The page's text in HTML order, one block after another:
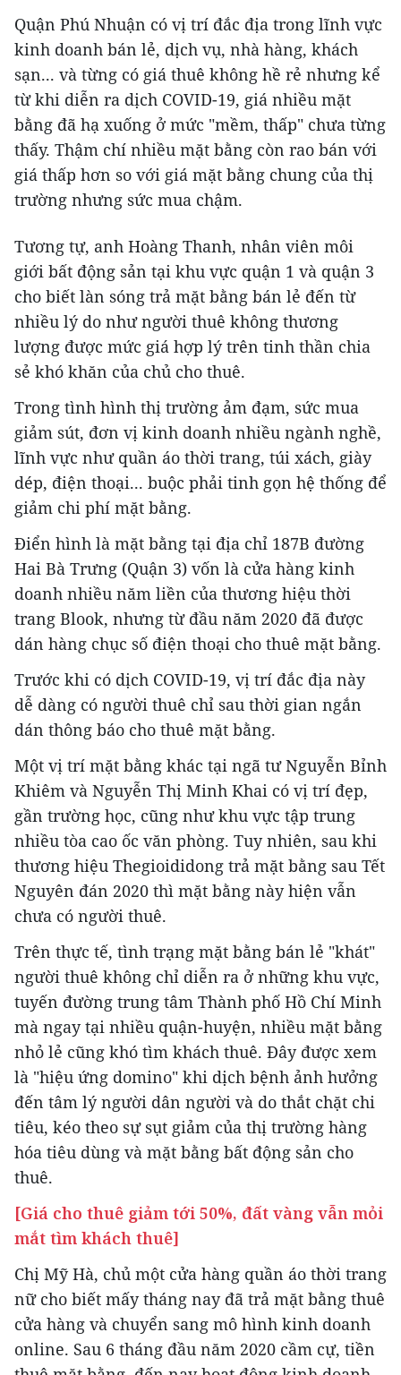
Quận Phú Nhuận có vị trí đắc địa trong lĩnh vực
kinh doanh bán lẻ, dịch vụ, nhà hàng, khách
sạn... và từng có giá thuê không hề rẻ nhưng kể
từ khi diễn ra dịch COVID-19, giá nhiều mặt
bằng đã hạ xuống ở mức "mềm, thấp" chưa từng
thấy. Thậm chí nhiều mặt bằng còn rao bán với
giá thấp hơn so với giá mặt bằng chung của thị
trường nhưng sức mua chậm.
Tương tự, anh Hoàng Thanh, nhân viên môi
giới bất động sản tại khu vực quận 1 và quận 3
cho biết làn sóng trả mặt bằng bán lẻ đến từ
nhiều lý do như người thuê không thương
lượng được mức giá hợp lý trên tinh thần chia
sẻ khó khăn của chủ cho thuê.
Trong tình hình thị trường ảm đạm, sức mua
giảm sút, đơn vị kinh doanh nhiều ngành nghề,
lĩnh vực như quần áo thời trang, túi xách, giày
dép, điện thoại... buộc phải tinh gọn hệ thống để
giảm chi phí mặt bằng.
Điển hình là mặt bằng tại địa chỉ 187B đường
Hai Bà Trưng (Quận 3) vốn là cửa hàng kinh
doanh nhiều năm liền của thương hiệu thời
trang Blook, nhưng từ đầu năm 2020 đã được
dán hàng chục số điện thoại cho thuê mặt bằng.
Trước khi có dịch COVID-19, vị trí đắc địa này
dễ dàng có người thuê chỉ sau thời gian ngắn
dán thông báo cho thuê mặt bằng.
Một vị trí mặt bằng khác tại ngã tư Nguyễn Bỉnh
Khiêm và Nguyễn Thị Minh Khai có vị trí đẹp,
gần trường học, cũng như khu vực tập trung
nhiều tòa cao ốc văn phòng. Tuy nhiên, sau khi
thương hiệu Thegioididong trả mặt bằng sau Tết
Nguyên đán 2020 thì mặt bằng này hiện vẫn
chưa có người thuê.
Trên thực tế, tình trạng mặt bằng bán lẻ "khát"
người thuê không chỉ diễn ra ở những khu vực,
tuyến đường trung tâm Thành phố Hồ Chí Minh
mà ngay tại nhiều quận-huyện, nhiều mặt bằng
nhỏ lẻ cũng khó tìm khách thuê. Đây được xem
là "hiệu ứng domino" khi dịch bệnh ảnh hưởng
đến tâm lý người dân người và do thắt chặt chi
tiêu, kéo theo sự sụt giảm của thị trường hàng
hóa tiêu dùng và mặt bằng bất động sản cho
thuê.
[Giá cho thuê giảm tới 50%, đất vàng vẫn mỏi
mắt tìm khách thuê]
Chị Mỹ Hà, chủ một cửa hàng quần áo thời trang
nữ cho biết mấy tháng nay đã trả mặt bằng thuê
cửa hàng và chuyển sang mô hình kinh doanh
online. Sau 6 tháng đầu năm 2020 cầm cự, tiền